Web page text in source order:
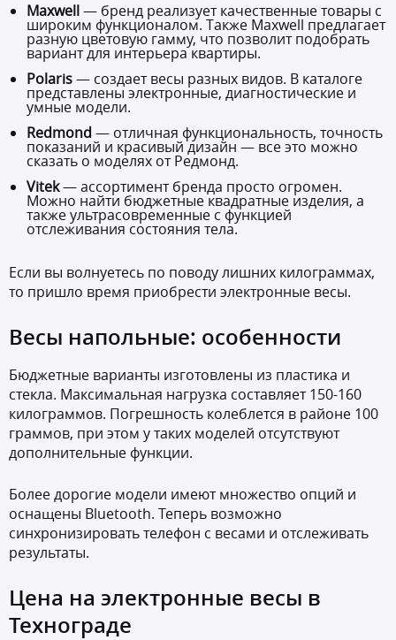
Maxwell— бренд реализует качественные товары с
широким функционалом. Также Maxwell предлагает
разную цветовую гамму, что позволит подобрать
вариант для интерьера квартиры.
Polaris— создает весы разных видов. В каталоге
представлены электронные, диагностические и
умные модели.
Redmond — отличная функциональность, точность
показаний и красивый дизайн — все это можно
сказать о моделях от Редмонд.
Vitek— ассортимент бренда просто огромен.
Можно найти бюджетные квадратные изделия, а
также ультрасовременные с функцией
отслеживания состояния тела.
Если вы волнуетесь по поводу лишних килограммах,
то пришло время приобрести электронные весы.
Весы напольные: особенности
Бюджетные варианты изготовлены из пластика и
стекла. Максимальная нагрузка составляет 150-160
килограммов. Погрешность колеблется в районе 100
граммов, при этом у таких моделей отсутствуют
дополнительные функции.
Более дорогие модели имеют множество опций и
оснащены Bluetooth. Теперь возможно
синхронизировать телефон с весами и отслеживать
результаты.
Цена на электронные весы в
Технограде